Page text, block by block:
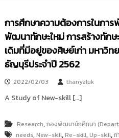
R
e
s
e
a
r
h
e
ลั
ย
เ
ท
ค
โ
ยี
า
ช
การศึกษาความต้องการในกา
พัฒนาทักษะใหม่ การสร้างทักษ
เดิมที่มีอยู่ของศิษย์เก่า มหาวิท
ธัญบุรีประจำปี 2562
2022/02/03 thanyaluk
A Study of New-skill […]
Research,กองพัฒนานักศึกษา
needs,New-skill,Re-skill,Up-skill,ก